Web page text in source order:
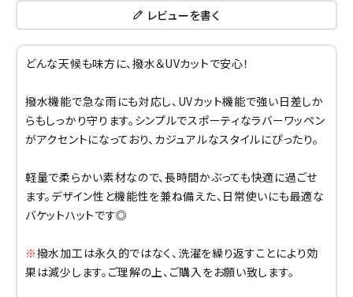
レビューを書く
どんな天候も味方に、撥水＆UVカットで安心！
撥水機能で急な雨にも対応し、UVカット機能で強い日差しか
らもしっかり守ります。シンプルでスポーティなラバーワッペン
がアクセントになっており、カジュアルなスタイルにぴったり。
軽量で柔らかい素材なので、長時間かぶっても快適に過ごせ
ます。デザイン性と機能性を兼ね備えた、日常使いにも最適な
バケットハットです◎
※撥水加工は永久的ではなく、洗濯を繰り返すことにより効
果は減少します。ご理解の上、ご購入をお願い致します。